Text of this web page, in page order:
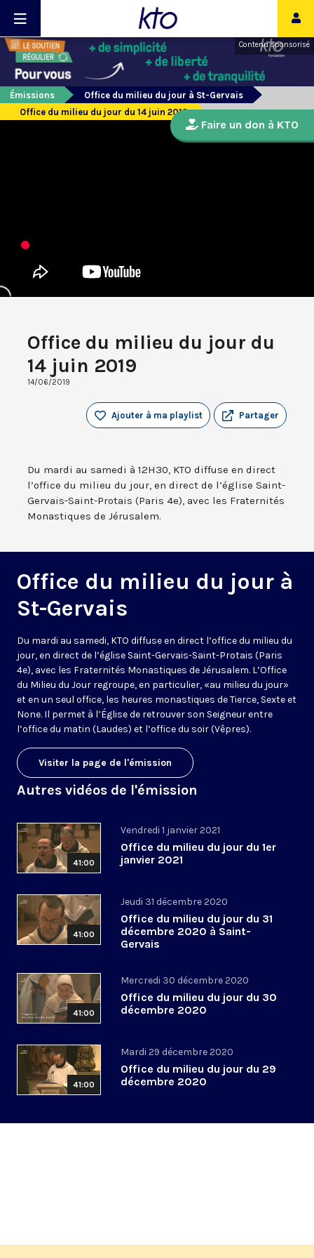
Contenu sponsorisé
Émissions
Office du milieu du jour à St-Gervais
Office du milieu du jour du 14 juin 2019
Office du milieu du jour du
14 juin 2019
14/06/2019
Partager
Ajouter à ma playlist
Du mardi au samedi à 12H30, KTO diffuse en direct
l’office du milieu du jour, en direct de l’église Saint-
Gervais-Saint-Protais (Paris 4e), avec les Fraternités
Monastiques de Jérusalem.
Office du milieu du jour à
St-Gervais
Du mardi au samedi, KTO diffuse en direct l’office du milieu du
jour, en direct de l’église Saint-Gervais-Saint-Protais (Paris
4e), avec les Fraternités Monastiques de Jérusalem. L’Office
du Milieu du Jour regroupe, en particulier, «au milieu du jour»
et en un seul office, les heures monastiques de Tierce, Sexte et
None. Il permet à l’Église de retrouver son Seigneur entre
l’office du matin (Laudes) et l’office du soir (Vêpres).
Visiter la page de l'émission
Autres vidéos de l'émission
41:00
Vendredi 1 janvier 2021
Office du milieu du jour du 1er
janvier 2021
41:00
Jeudi 31 décembre 2020
Office du milieu du jour du 31
décembre 2020 à Saint-
Gervais
41:00
Mercredi 30 décembre 2020
Office du milieu du jour du 30
décembre 2020
41:00
Mardi 29 décembre 2020
Office du milieu du jour du 29
décembre 2020
Faire un don à KTO